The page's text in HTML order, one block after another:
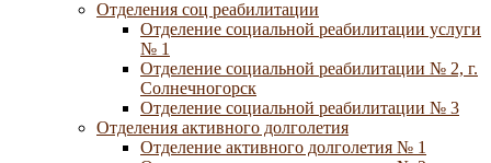
Отделения соц реабилитации
Отделение социальной реабилитации услуги
№ 1
Отделение социальной реабилитации № 2, г.
Солнечногорск
Отделение социальной реабилитации № 3
Отделения активного долголетия
Отделение активного долголетия № 1